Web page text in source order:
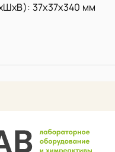
37х37х340 мм